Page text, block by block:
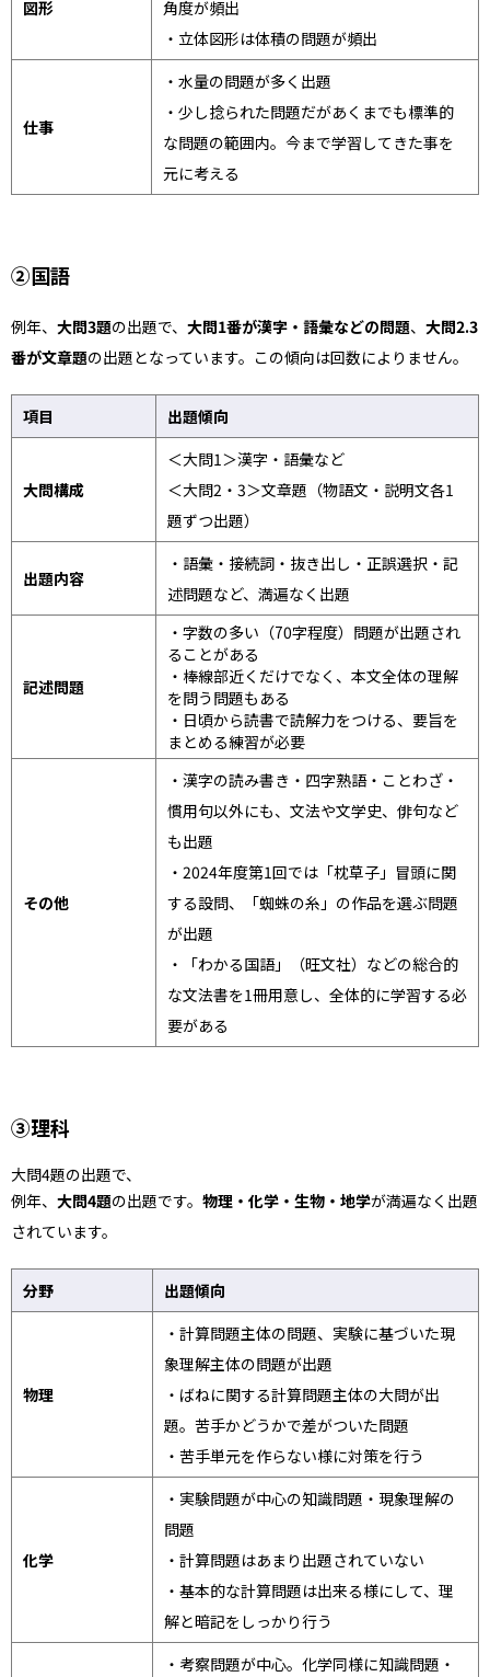
図形
角度が頻出
・立体図形は体積の問題が頻出
仕事
・水量の問題が多く出題
・少し捻られた問題だがあくまでも標準的
な問題の範囲内。今まで学習してきた事を
元に考える
②国語
例年、 大問3題の出題で、 大問1番が漢字・語彙などの問題、 大問2.3
番が文章題の出題となっています。この傾向は回数によりません。
項目 出題傾向
大問構成
＜大問1＞漢字・語彙など
＜大問2・3＞文章題（物語文・説明文各1
題ずつ出題）
出題内容
・語彙・接続詞・抜き出し・正誤選択・記
述問題など、満遍なく出題
記述問題
・字数の多い（70字程度）問題が出題され
ることがある
・棒線部近くだけでなく、本文全体の理解
を問う問題もある
・日頃から読書で読解力をつける、要旨を
まとめる練習が必要
その他
・漢字の読み書き・四字熟語・ことわざ・
慣用句以外にも、文法や文学史、俳句など
も出題
・2024年度第1回では「枕草子」冒頭に関
する設問、「蜘蛛の糸」の作品を選ぶ問題
が出題
・「わかる国語」（旺文社）などの総合的
な文法書を1冊用意し、全体的に学習する必
要がある
③理科
大問4題の出題で、
例年、 大問4題の出題です。 物理・化学・生物・地学が満遍なく出題
されています。
分野 出題傾向
物理
・計算問題主体の問題、実験に基づいた現
象理解主体の問題が出題
・ばねに関する計算問題主体の大問が出
題。苦手かどうかで差がついた問題
・苦手単元を作らない様に対策を行う
化学
・実験問題が中心の知識問題・現象理解の
問題
・計算問題はあまり出題されていない
・基本的な計算問題は出来る様にして、理
解と暗記をしっかり行う
・考察問題が中心。化学同様に知識問題・